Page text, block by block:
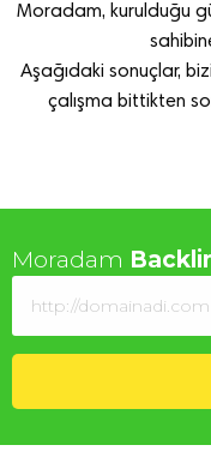
Moradam, kurulduğu
Aşağıdaki sonuçlar,
çalışma bittikten
Moradam